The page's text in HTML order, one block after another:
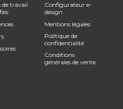
de travail
Configurateur e-
design
Mentions légales
Politique de
confidentialité
Conditions
générales de vente